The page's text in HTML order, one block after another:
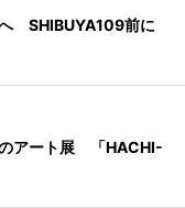
へ SHIBUYA109前に
アート展 「HACHI-